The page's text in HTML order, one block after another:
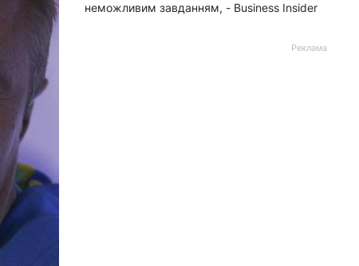
неможливим завданням, - Business Insider
Реклама